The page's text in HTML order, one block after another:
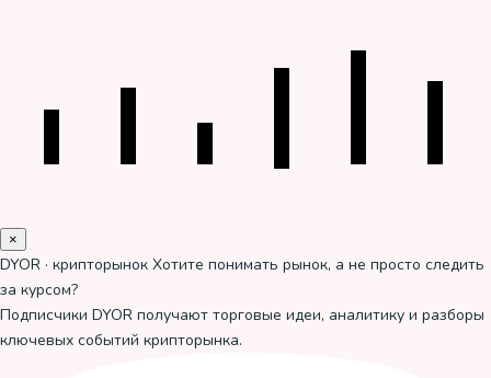
×
DYOR · крипторынок Хотите понимать рынок, а не просто следить
за курсом?
Подписчики DYOR получают торговые идеи, аналитику и разборы
ключевых событий крипторынка.